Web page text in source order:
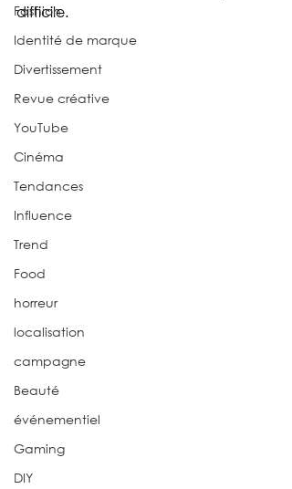
Fashion
Identité de marque
Divertissement
Revue créative
YouTube
Cinéma
Tendances
Influence
Trend
Food
horreur
localisation
campagne
Beauté
événementiel
Gaming
DIY
difficile.